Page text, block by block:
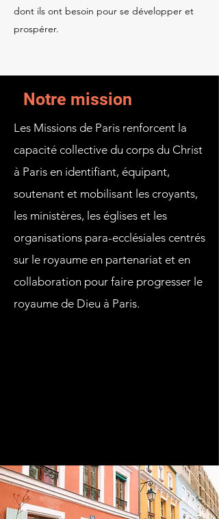
dont ils ont besoin pour se développer et
prospérer.
Notre mission
Les Missions de Paris renforcent la
capacité collective du corps du Christ
à Paris en identifiant, équipant,
soutenant et mobilisant les croyants,
les ministères, les églises et les
organisations para-ecclésiales centrés
sur le royaume en partenariat et en
collaboration pour faire progresser le
royaume de Dieu à Paris.